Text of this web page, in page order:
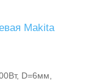
Makita
D=6мм,